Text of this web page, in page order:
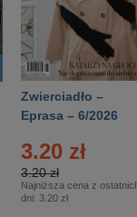
Zwierciadło –
Eprasa – 6/2026
3.20 zł
3.20 zł
Najniższa cena z
dni: 3.20 zł